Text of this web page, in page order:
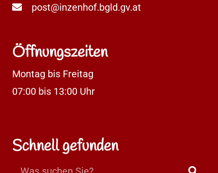
post@inzenhof.bgld.gv.at
Öffnungszeiten
Montag bis Freitag
07:00 bis 13:00 Uhr
Schnell gefunden